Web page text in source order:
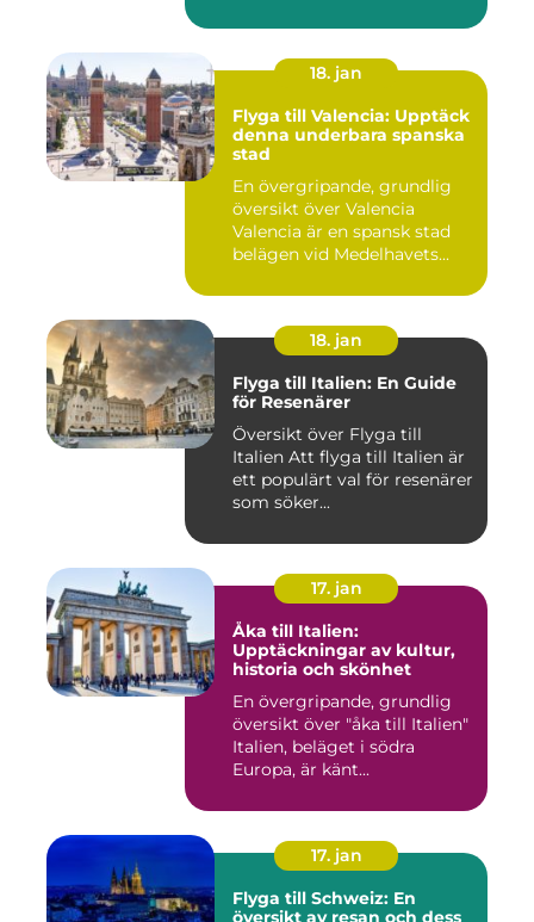
18. jan
Flyga till Valencia: Upptäck
denna underbara spanska
stad
En övergripande, grundlig
översikt över Valencia
Valencia är en spansk stad
belägen vid Medelhavets...
18. jan
Flyga till Italien: En Guide
för Resenärer
Översikt över Flyga till
Italien Att flyga till Italien är
ett populärt val för resenärer
som söker...
17. jan
Åka till Italien:
Upptäckningar av kultur,
historia och skönhet
En övergripande, grundlig
översikt över "åka till Italien"
Italien, beläget i södra
Europa, är känt...
17. jan
Flyga till Schweiz: En
översikt av resan och dess